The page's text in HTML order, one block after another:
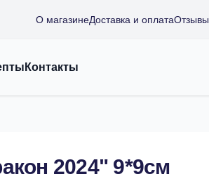
О магазинеДоставка и оплатаОтзывы
Контакты
2024" 9*9см